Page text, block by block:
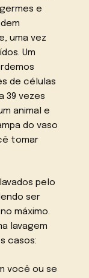
e
uma vez
Um
de células
39 vezes
animal e
do vaso
tomar
pelo
ser
máximo.
lavagem
casos:
você ou se